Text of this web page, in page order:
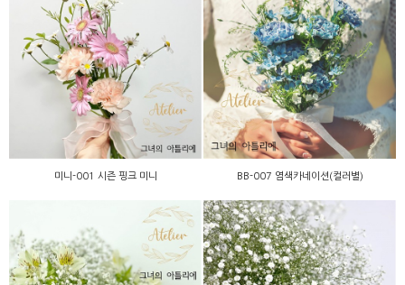
미니-001 시즌 핑크 미니
미니-001 시즌 핑크 미니
BB-007 염색카네이션(컬러
별)
BB-007 염색카네이션(컬러별)